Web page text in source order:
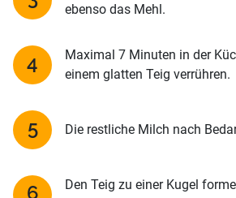
ebenso das Mehl.
Maximal 7 Minuten in der
einem glatten Teig verrühren.
Die restliche Milch nach
Den Teig zu einer Kugel